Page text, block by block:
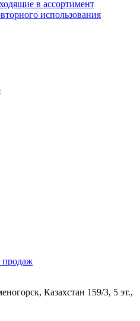
в ассортимент
использования
продаж
Казахстан 159/3, 5 эт.,